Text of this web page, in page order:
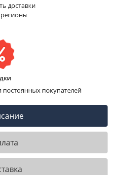
доставки
постоянных покупателей